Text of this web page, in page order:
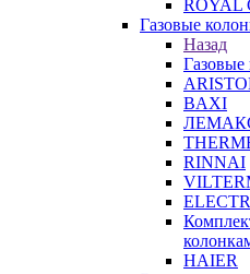
ROYAL
Газовые
Назад
Газовые
BAXI
RINNAI
HAIER